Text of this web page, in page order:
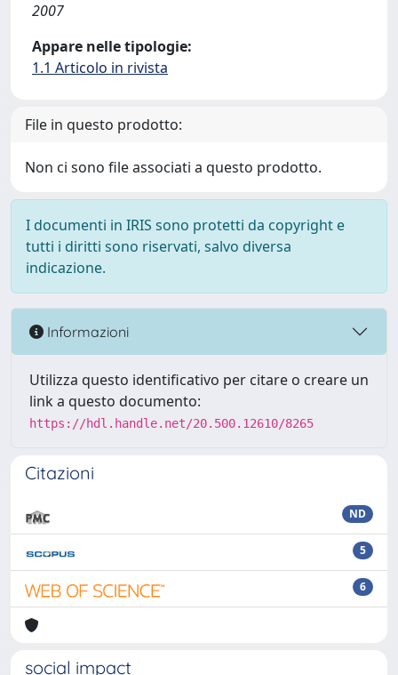
2007
Appare nelle tipologie:
1.1 Articolo in rivista
File in questo prodotto:
Non ci sono file associati a questo prodotto.
I documenti in IRIS sono protetti da copyright e
tutti i diritti sono riservati, salvo diversa
indicazione.
Informazioni
Utilizza questo identificativo per citare o creare un
link a questo documento:
https://hdl.handle.net/20.500.12610/8265
Citazioni
ND
5
6
social impact